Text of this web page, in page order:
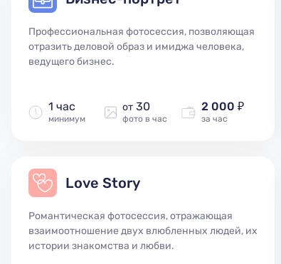
Профессиональная фотосессия, позволяющая
отразить деловой образ и имиджа человека,
ведущего бизнес.
1 час
минимум
от 30
фото в час
2 000 ₽
за час
Love Story
Романтическая фотосессия, отражающая
взаимоотношение двух влюбленных людей, их
истории знакомства и любви.